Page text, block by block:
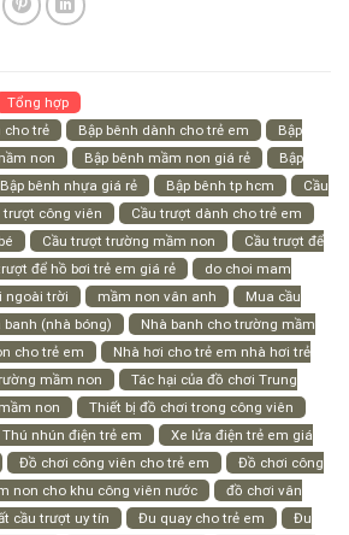
Tổng hợp
cho trẻ Bập bênh dành cho trẻ em
Bập
non Bập bênh mầm non giá rẻ
Bập
Bập bênh nhựa giá rẻ Bập bênh tp hcm
Cầu
trượt công viên
Cầu trượt dành cho trẻ em
Cầu trượt trường mầm non
Cầu trượt để
để hồ bơi trẻ em giá rẻ
do choi mam
ngoài trời mầm non vân anh
Mua cầu
banh (nhà bóng)
Nhà banh cho trường mầm
cho trẻ em
Nhà hơi cho trẻ em nhà hơi trẻ
mầm non
Tác hại của đồ chơi Trung
non
Thiết bị đồ chơi trong công viên
Thú nhún điện trẻ em
Xe lửa điện trẻ em giá
Đồ chơi công viên cho trẻ em
Đồ chơi công
non cho khu công viên nước
đồ chơi vân
cầu trượt uy tín Đu quay cho trẻ em
Đu